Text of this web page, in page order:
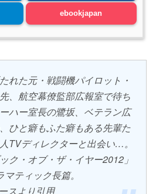
ebookjapan
れた元・戦闘機パイロット・
、航空幕僚監部広報室で待ち
ハー室長の鷺坂、ベテラン広
ひと癖もふた癖もある先輩た
TVディレクターと出会い…。
ク・オブ・ザ・イヤー2012」
ティック長篇。
スより引用